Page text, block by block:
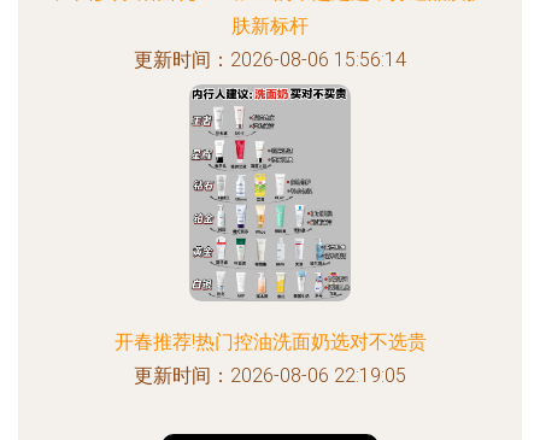
肤新标杆
更新时间：2026-08-06 15:56:14
开春推荐!热门控油洗面奶选对不选贵
更新时间：2026-08-06 22:19:05